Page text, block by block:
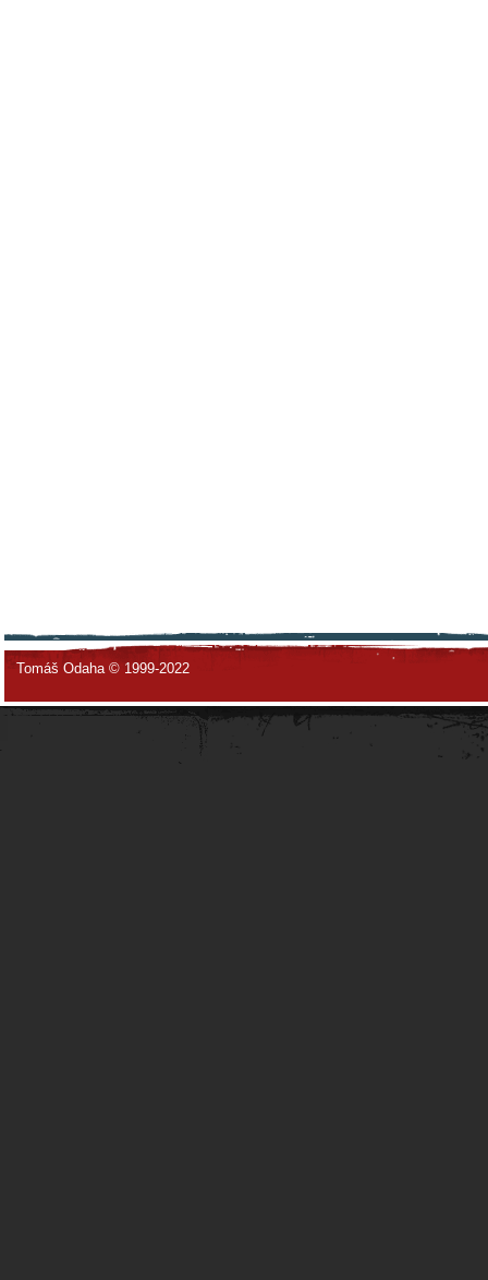
Tomáš Odaha © 1999-2022